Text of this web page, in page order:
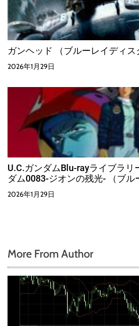
ガンヘッド （ブルーレイディス
2026年1月29日
U.C.ガンダムBlu-rayライブラリ
ダム0083-ジオンの残光- （ブル
2026年1月29日
More From Author